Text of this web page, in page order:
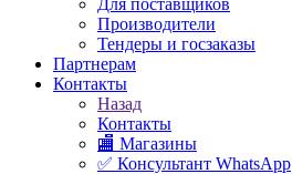
Для поставщиков
Производители
Тендеры и госзаказы
Партнерам
Контакты
Назад
Контакты
🏬 Магазины
✅️ Консультант WhatsApp